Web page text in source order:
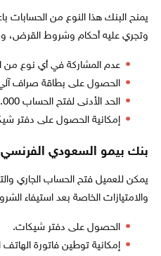
يمنح البنك هذا النوع من الحسابات
وتجري عليه أحكام وشروط القرض،
عدم المشاركة في أي نوع من
الحصول على بطاقة صراف
الحد الأدنى لفتح الحساب 10.000 ليرة سورية.
إمكانية الحصول على دفتر
بنك بيمو السعودي الفرنسي
يمكن للعميل فتح الحساب الجاري
والامتيازات الخاصة بعد استيفاء
الحصول على دفتر شيكات.
إمكانية توطين فاتورة